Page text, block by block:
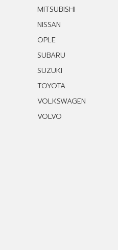
MITSUBISHI
NISSAN
OPLE
SUBARU
SUZUKI
TOYOTA
VOLKSWAGEN
VOLVO